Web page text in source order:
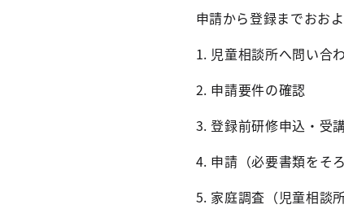
申請から登録までおお
1. 児童相談所へ問い合
2. 申請要件の確認
3. 登録前研修申込・受
4. 申請（必要書類をそ
5. 家庭調査（児童相談